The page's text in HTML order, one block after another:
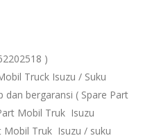
)
Truck Isuzu / Suku
dan bergaransi ( Spare Part
Mobil Truk Isuzu
Mobil Truk Isuzu / suku